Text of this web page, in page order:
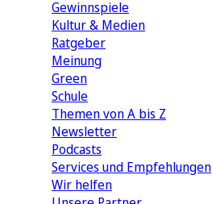
Gewinnspiele
Kultur & Medien
Ratgeber
Meinung
Green
Schule
Themen von A bis Z
Newsletter
Podcasts
Services und Empfehlungen
Wir helfen